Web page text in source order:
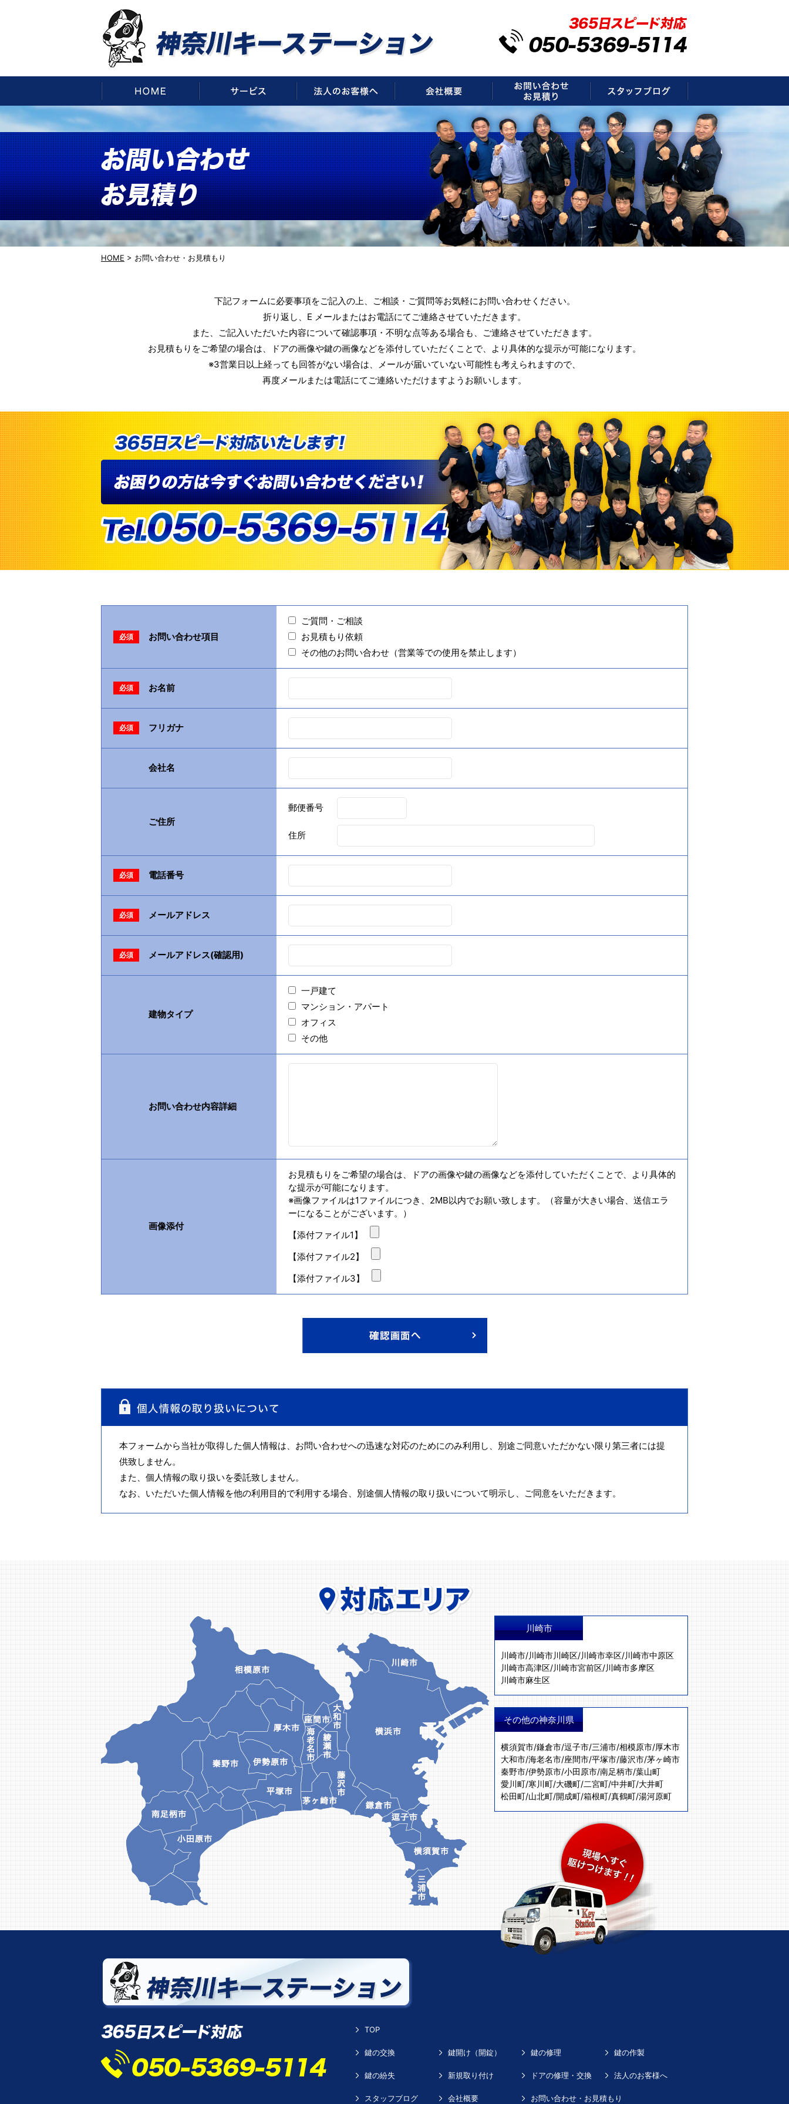
HOME サービス 法人のお客様へ 会社概要 お問い合わせ・お見積もり
HOME > お問い合わせ・お見積もり
下記フォームに必要事項をご記入の上、ご相談・ご質問等お気軽にお問い合わせください。
折り返し、E メールまたはお電話にてご連絡させていただきます。
また、ご記入いただいた内容について確認事項・不明な点等ある場合も、ご連絡させていただきます。
お見積もりをご希望の場合は、ドアの画像や鍵の画像などを添付していただくことで、より具体的な提示が可能になります。
※3営業日以上経っても回答がない場合は、メールが届いていない可能性も考えられますので、
再度メールまたは電話にてご連絡いただけますようお願いします。
必須 お問い合わせ項目
ご質問・ご相談
お見積もり依頼
その他のお問い合わせ（営業等での使用を禁止します）
必須 お名前
必須 フリガナ
会社名
ご住所
郵便番号
住所
必須 電話番号
必須 メールアドレス
必須 メールアドレス(確認用)
建物タイプ
一戸建て
マンション・アパート
オフィス
その他
お問い合わせ内容詳細
画像添付
お見積もりをご希望の場合は、ドアの画像や鍵の画像などを添付していただくことで、より具体的
な提示が可能になります。
※画像ファイルは1ファイルにつき、2MB以内でお願い致します。（容量が大きい場合、送信エラ
ーになることがございます。）
【添付ファイル1】
【添付ファイル2】
【添付ファイル3】
本フォームから当社が取得した個人情報は、お問い合わせへの迅速な対応のためにのみ利用し、別途ご同意いただかない限り第三者には提
供致しません。
また、個人情報の取り扱いを委託致しません。
なお、いただいた個人情報を他の利用目的で利用する場合、別途個人情報の取り扱いについて明示し、ご同意をいただきます。
川崎市
川崎市/川崎市川崎区/川崎市幸区/川崎市中原区
川崎市高津区/川崎市宮前区/川崎市多摩区
川崎市麻生区
その他の神奈川県
横須賀市/鎌倉市/逗子市/三浦市/相模原市/厚木市
大和市/海老名市/座間市/平塚市/藤沢市/茅ヶ崎市
秦野市/伊勢原市/小田原市/南足柄市/葉山町
愛川町/寒川町/大磯町/二宮町/中井町/大井町
松田町/山北町/開成町/箱根町/真鶴町/湯河原町
TOP
鍵の交換 鍵開け（開錠） 鍵の修理 鍵の作製
鍵の紛失 新規取り付け ドアの修理・交換 法人のお客様へ
スタッフブログ 会社概要 お問い合わせ・お見積もり